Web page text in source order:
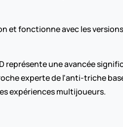
et fonctionne avec les
représente une avancée
experte de l'anti-triche
expériences multijoueurs.